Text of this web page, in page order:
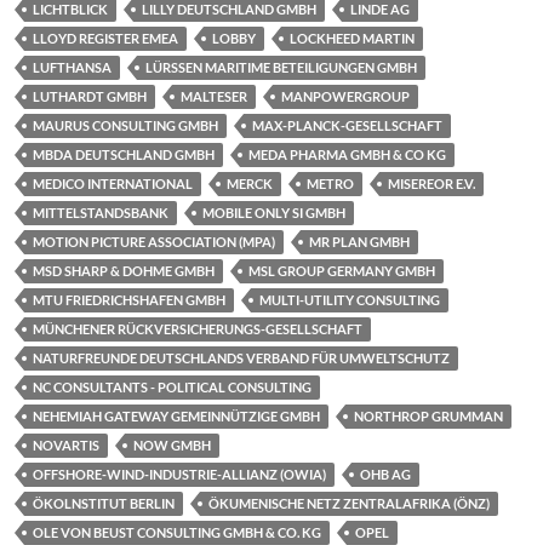
LICHTBLICK
LILLY DEUTSCHLAND GMBH
LINDE AG
LLOYD REGISTER EMEA
LOBBY
LOCKHEED MARTIN
LUFTHANSA
LÜRSSEN MARITIME BETEILIGUNGEN GMBH
LUTHARDT GMBH
MALTESER
MANPOWERGROUP
MAURUS CONSULTING GMBH
MAX-PLANCK-GESELLSCHAFT
MBDA DEUTSCHLAND GMBH
MEDA PHARMA GMBH & CO KG
MEDICO INTERNATIONAL
MERCK METRO
MISEREOR E.V.
MITTELSTANDSBANK
MOBILE ONLY SI GMBH
MOTION PICTURE ASSOCIATION (MPA)
MR PLAN GMBH
MSD SHARP & DOHME GMBH
MSL GROUP GERMANY GMBH
MTU FRIEDRICHSHAFEN GMBH
MULTI-UTILITY CONSULTING
MÜNCHENER RÜCKVERSICHERUNGS-GESELLSCHAFT
NATURFREUNDE DEUTSCHLANDS VERBAND FÜR UMWELTSCHUTZ
NC CONSULTANTS - POLITICAL CONSULTING
NEHEMIAH GATEWAY GEMEINNÜTZIGE GMBH
NORTHROP GRUMMAN
NOVARTIS
NOW GMBH
OFFSHORE-WIND-INDUSTRIE-ALLIANZ (OWIA)
OHB AG
ÖKOLNSTITUT BERLIN
ÖKUMENISCHE NETZ ZENTRALAFRIKA (ÖNZ)
OLE VON BEUST CONSULTING GMBH & CO. KG
OPEL